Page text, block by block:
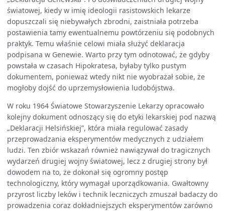
światowej, kiedy w imię ideologii rasistowskich lekarze
dopuszczali się niebywałych zbrodni, zaistniała potrzeba
postawienia tamy ewentualnemu powtórzeniu się podobnych
praktyk. Temu właśnie celowi miała służyć deklaracja
podpisana w Genewie. Warto przy tym odnotować, że gdyby
powstała w czasach Hipokratesa, byłaby tylko pustym
dokumentem, ponieważ wtedy nikt nie wyobrażał sobie, że
mogłoby dojść do uprzemysłowienia ludobójstwa.
W roku 1964 Światowe Stowarzyszenie Lekarzy opracowało
kolejny dokument odnoszący się do etyki lekarskiej pod nazwą
„Deklaracji Helsińskiej”, która miała regulować zasady
przeprowadzania eksperymentów medycznych z udziałem
ludzi. Ten zbiór wskazań również nawiązywał do tragicznych
wydarzeń drugiej wojny światowej, lecz z drugiej strony był
dowodem na to, że dokonał się ogromny postęp
technologiczny, który wymagał uporządkowania. Gwałtowny
przyrost liczby leków i technik leczniczych zmuszał badaczy do
prowadzenia coraz dokładniejszych eksperymentów zarówno